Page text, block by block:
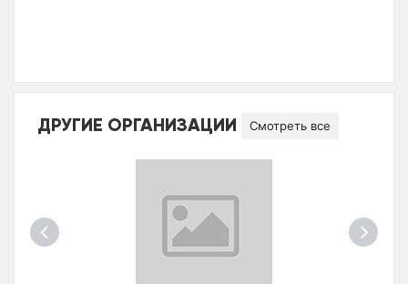
ДРУГИЕ ОРГАНИЗАЦИИ Смотреть все